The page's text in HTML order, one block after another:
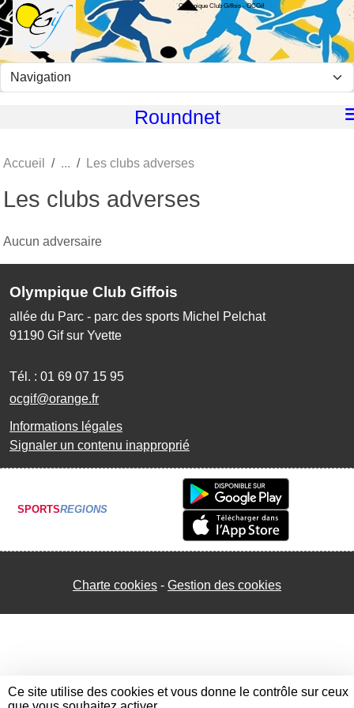
Olympique Club Giffois - OCGif
Roundnet
Accueil Les clubs adverses
Les clubs adverses
Aucun adversaire
Olympique Club Giffois
allée du Parc - parc des sports Michel Pelchat
91190 Gif sur Yvette
Tél. : 01 69 07 15 95
ocgif@orange.fr
Informations légales
Signaler un contenu inapproprié
SPORTSREGIONS
Charte cookies Gestion des cookies
Panneau de gestion des cookies
Ce site utilise des cookies et vous donne le contrôle sur ceux